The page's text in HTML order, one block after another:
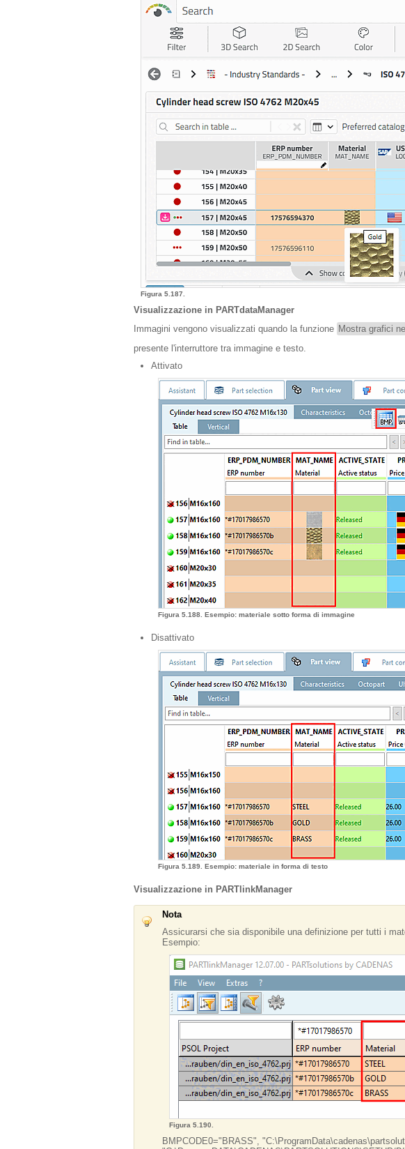
Figura 5.187.
Visualizzazione in PARTdataManager
Immagini vengono visualizzati quando la funzione Mostra grafici
presente l'interruttore tra immagine e testo.
Attivato
Figura 5.188. Esempio: materiale sotto forma di immagine
Disattivato
Figura 5.189. Esempio: materiale in forma di testo
Visualizzazione in PARTlinkManager
Nota
Assicurarsi che sia disponibile una definizione per tutti i
Esempio:
Figura 5.190.
BMPCODE0="BRASS",